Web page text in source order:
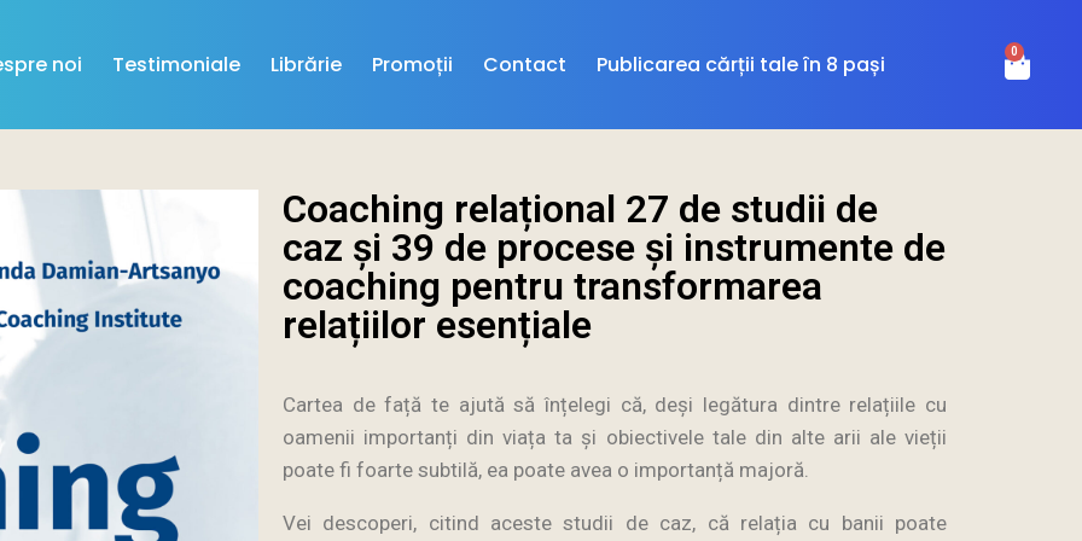
noi Testimoniale Librărie Promoții Contact Publicarea cărții tale în 8 pași 0
Coaching relațional 27 de studii de
caz și 39 de procese și instrumente de
coaching pentru transformarea
relațiilor esențiale
Cartea de față te ajută să înțelegi că, deși legătura dintre relațiile cu
oamenii importanți din viața ta și obiectivele tale din alte arii ale vieții
poate fi foarte subtilă, ea poate avea o importanță majoră.
Vei descoperi, citind aceste studii de caz, că relația cu banii poate